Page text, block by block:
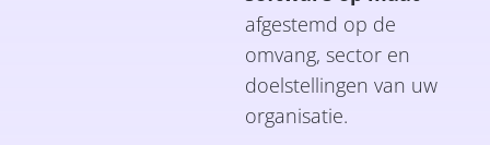
afgestemd op de
omvang, sector en
doelstellingen van uw
organisatie.